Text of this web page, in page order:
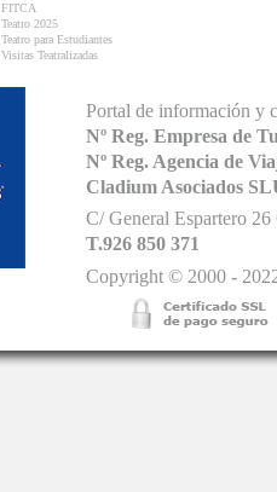
FITCA
Teatro 2025
Teatro para Estudiantes
Visitas Teatralizadas
Portal de información y
Nº Reg. Empresa de
Nº Reg. Agencia de
Cladium Asociados
C/ General Espartero
T.926 850 371
Copyright © 2000 -